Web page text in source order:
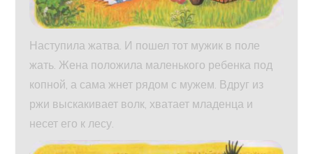
Наступила жатва. И пошел тот мужик в поле
жать. Жена положила маленького ребенка под
копной, а сама жнет рядом с мужем. Вдруг из
ржи выскакивает волк, хватает младенца и
несет его к лесу.